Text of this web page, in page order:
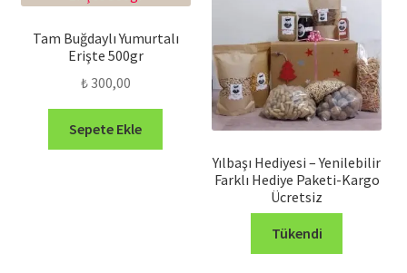
Tam Buğdaylı Yumurtalı
Erişte 500gr
₺300,00
Sepete Ekle
Yılbaşı Hediyesi – Yenilebilir
Farklı Hediye Paketi-Kargo
Ücretsiz
Tükendi